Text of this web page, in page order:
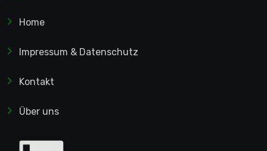
Home
Impressum & Datenschutz
Kontakt
Über uns